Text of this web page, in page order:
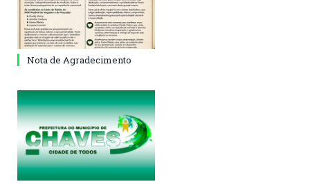
Nota de Agradecimento